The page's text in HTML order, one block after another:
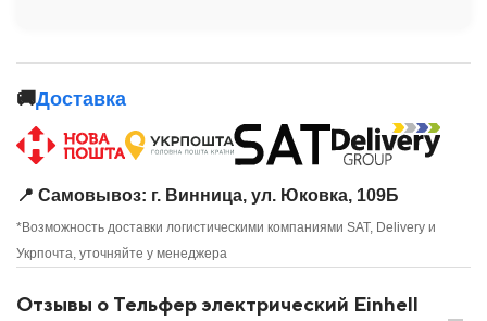
🚚Доставка
📍 Самовывоз: г. Винница, ул. Юковка, 109Б
*Возможность доставки логистическими компаниями SAT, Delivery и
Укрпочта, уточняйте у менеджера
Отзывы о Тельфер электрический Einhell